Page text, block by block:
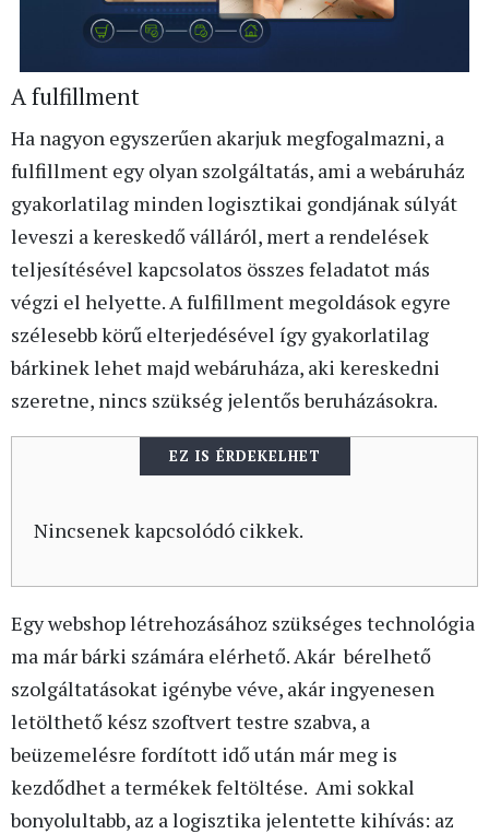
A fulfillment
Ha nagyon egyszerűen akarjuk megfogalmazni, a
fulfillment egy olyan szolgáltatás, ami a webáruház
gyakorlatilag minden logisztikai gondjának súlyát
leveszi a kereskedő válláról, mert a rendelések
teljesítésével kapcsolatos összes feladatot más
végzi el helyette. A fulfillment megoldások egyre
szélesebb körű elterjedésével így gyakorlatilag
bárkinek lehet majd webáruháza, aki kereskedni
szeretne, nincs szükség jelentős beruházásokra.
EZ IS ÉRDEKELHET
Nincsenek kapcsolódó cikkek.
Egy webshop létrehozásához szükséges technológia
ma már bárki számára elérhető. Akár bérelhető
szolgáltatásokat igénybe véve, akár ingyenesen
letölthető kész szoftvert testre szabva, a
beüzemelésre fordított idő után már meg is
kezdődhet a termékek feltöltése. Ami sokkal
bonyolultabb, az a logisztika jelentette kihívás: az